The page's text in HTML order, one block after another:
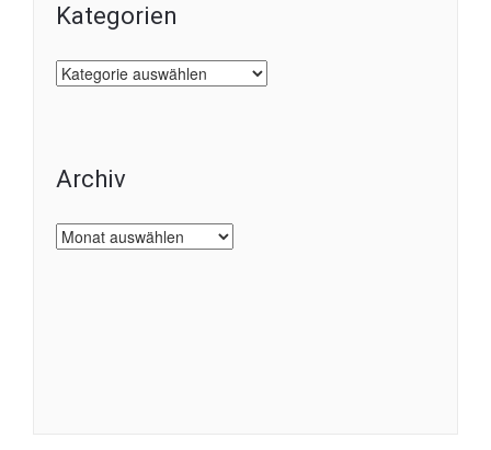
Kategorien
Kategorien
Archiv
Archiv